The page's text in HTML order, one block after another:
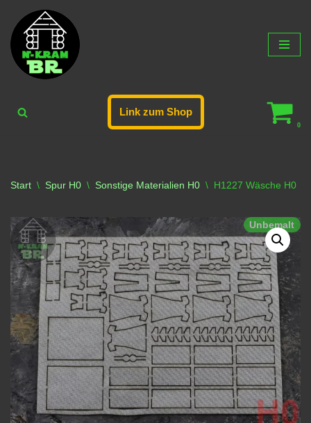
Zum
Inhalt
springen
Link zum Shop
0
Start \ Spur H0 \ Sonstige Materialien H0 \ H1227 Wäsche H0
Unbemalt